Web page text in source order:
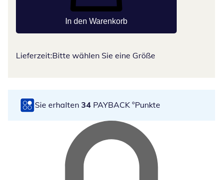
In den Warenkorb
Lieferzeit:Bitte wählen Sie eine Größe
Sie erhalten 34 PAYBACK °Punkte